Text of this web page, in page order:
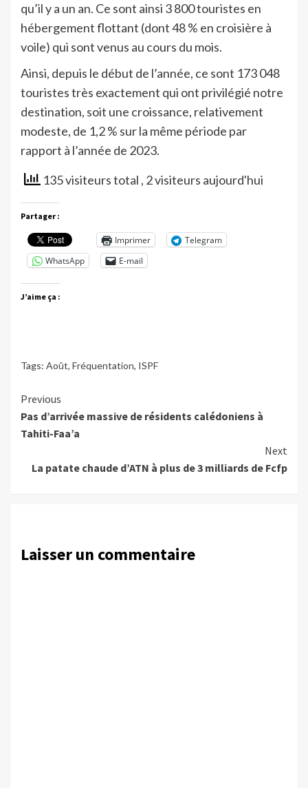
qu’il y a un an. Ce sont ainsi 3 800 touristes en
hébergement flottant (dont 48 % en croisière à
voile) qui sont venus au cours du mois.
Ainsi, depuis le début de l’année, ce sont 173 048
touristes très exactement qui ont privilégié notre
destination, soit une croissance, relativement
modeste, de 1,2 % sur la même période par
rapport à l’année de 2023.
135 visiteurs total , 2 visiteurs aujourd'hui
Partager :
Imprimer
Telegram
WhatsApp
E-mail
J’aime ça :
Tags: Août, Fréquentation, ISPF
Continue
Reading
Previous
Pas d’arrivée massive de résidents calédoniens à
Tahiti-Faa’a
Next
La patate chaude d’ATN à plus de 3 milliards de Fcfp
Laisser un commentaire